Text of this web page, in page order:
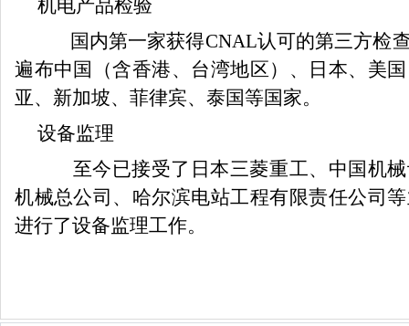
机电产品检验
国内第一家获得CNAL认可的第三方检
遍布中国（含香港、台湾地区）、日本、美
亚、新加坡、菲律宾、泰国等国家。
设备监理
至今已接受了日本三菱重工、中国机
机械总公司、哈尔滨电站工程有限责任公司
进行了设备监理工作。